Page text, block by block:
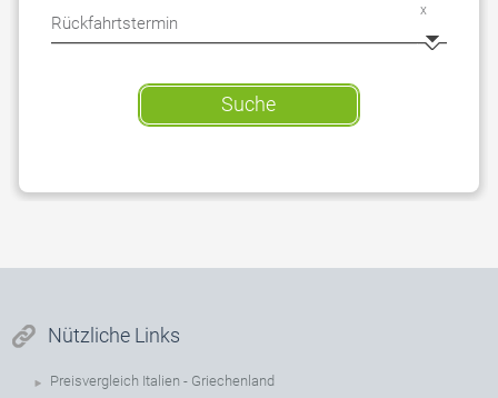
x
Suche
Nützliche Links
Preisvergleich Italien - Griechenland